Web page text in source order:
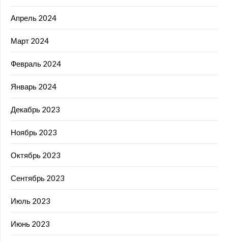
Апрель 2024
Март 2024
Февраль 2024
Январь 2024
Декабрь 2023
Ноябрь 2023
Октябрь 2023
Сентябрь 2023
Июль 2023
Июнь 2023